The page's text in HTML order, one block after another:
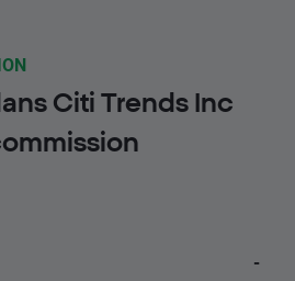
Citi Trends Inc
-